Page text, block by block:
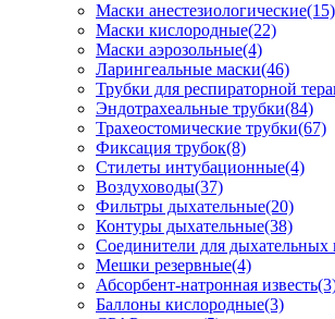
Маски анестезиологические(15)
Маски кислородные(22)
Маски аэрозольные(4)
Ларингеальные маски(46)
Трубки для респираторной
Эндотрахеальные трубки(84)
Трахеостомические трубки(67)
Фиксация трубок(8)
Стилеты интубационные(4)
Воздуховоды(37)
Фильтры дыхательные(20)
Контуры дыхательные(38)
Соединители для дыхательных
Мешки резервные(4)
Абсорбент-натронная известь
Баллоны кислородные(3)